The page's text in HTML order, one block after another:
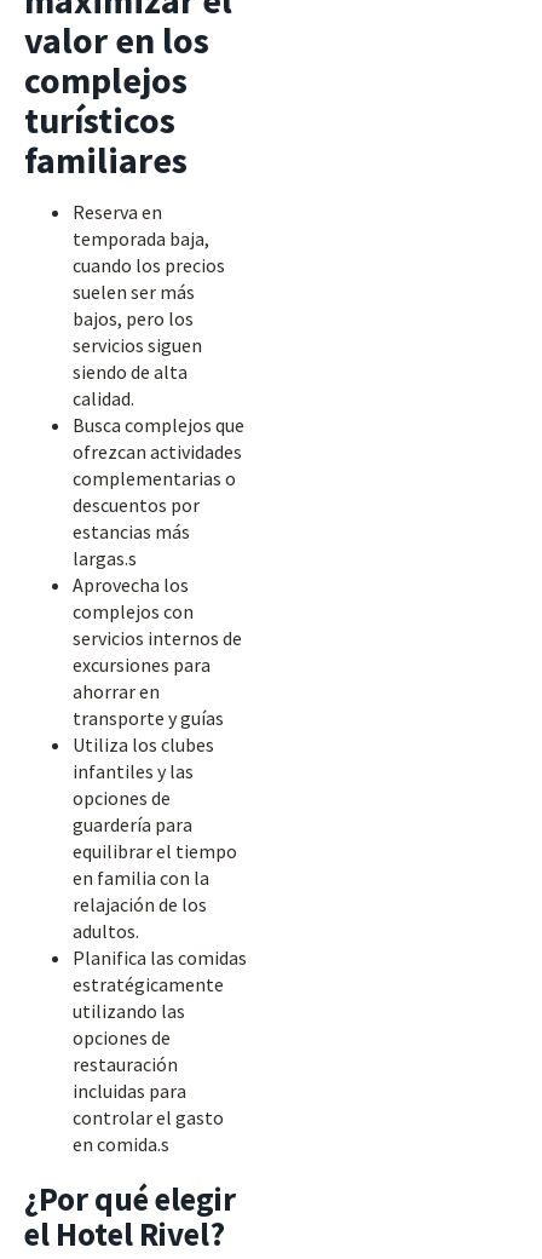
valor en los
complejos
turísticos
familiares
Reserva en
temporada baja,
cuando los precios
suelen ser más
bajos, pero los
servicios siguen
siendo de alta
calidad.
Busca complejos que
ofrezcan actividades
complementarias o
descuentos por
estancias más
largas.s
Aprovecha los
complejos con
servicios internos de
excursiones para
ahorrar en
transporte y guías
Utiliza los clubes
infantiles y las
opciones de
guardería para
equilibrar el tiempo
en familia con la
relajación de los
adultos.
Planifica las comidas
estratégicamente
utilizando las
opciones de
restauración
incluidas para
controlar el gasto
en comida.s
¿Por qué elegir
el Hotel Rivel?